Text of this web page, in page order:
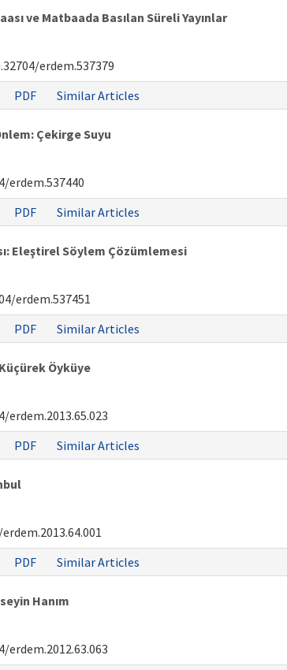
ve Matbaada Basılan Süreli Yayınlar
erdem.537379
PDF Similar Articles
Çekirge Suyu
erdem.537440
PDF Similar Articles
Eleştirel Söylem Çözümlemesi
erdem.537451
PDF Similar Articles
Öyküye
erdem.2013.65.023
PDF Similar Articles
PDF Similar Articles
Hanım
erdem.2012.63.063